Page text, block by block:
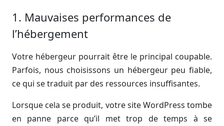
1. Mauvaises performances de
l’hébergement
Votre hébergeur pourrait être le principal coupable.
Parfois, nous choisissons un hébergeur peu fiable,
ce qui se traduit par des ressources insuffisantes.
Lorsque cela se produit, votre site WordPress tombe
en panne parce qu’il met trop de temps à se